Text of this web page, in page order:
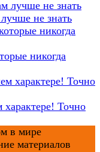
не знать
никогда
Точно
в мире
материалов